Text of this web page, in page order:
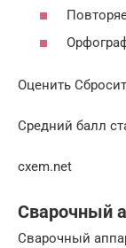
Оценить
Средний балл
cxem.net
Сварочный
Сварочный